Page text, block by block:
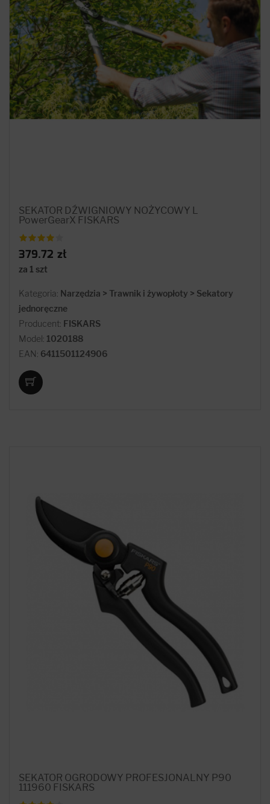
SEKATOR DŹWIGNIOWY NOŻYCOWY L
PowerGearX FISKARS
379.72 zł
za 1 szt
Kategoria: Narzędzia > Trawnik i żywopłoty > Sekatory
jednoręczne
Producent: FISKARS
Model: 1020188
EAN: 6411501124906
SEKATOR OGRODOWY PROFESJONALNY P90
111960 FISKARS